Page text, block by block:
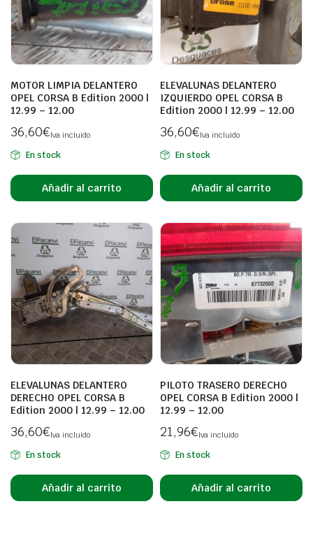
MOTOR LIMPIA DELANTERO
OPEL CORSA B Edition 2000 |
12.99 – 12.00
36,60€Iva incluido
En stock
Añadir al carrito
ELEVALUNAS DELANTERO
IZQUIERDO OPEL CORSA B
Edition 2000 | 12.99 – 12.00
36,60€Iva incluido
En stock
Añadir al carrito
ELEVALUNAS DELANTERO
DERECHO OPEL CORSA B
Edition 2000 | 12.99 – 12.00
36,60€Iva incluido
En stock
Añadir al carrito
PILOTO TRASERO DERECHO
OPEL CORSA B Edition 2000 |
12.99 – 12.00
21,96€Iva incluido
En stock
Añadir al carrito